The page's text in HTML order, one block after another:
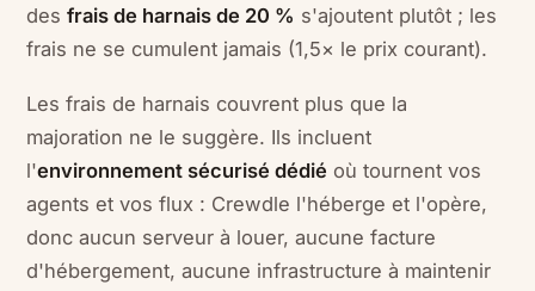
desfrais de harnais de 20 % s'ajoutent plutôt ; les
frais ne se cumulent jamais (1,5× le prix courant).
Les frais de harnais couvrent plus que la
majoration ne le suggère. Ils incluent
l'environnement sécurisé dédié où tournent vos
agents et vos flux : Crewdle l'héberge et l'opère,
donc aucun serveur à louer, aucune facture
d'hébergement, aucune infrastructure à maintenir